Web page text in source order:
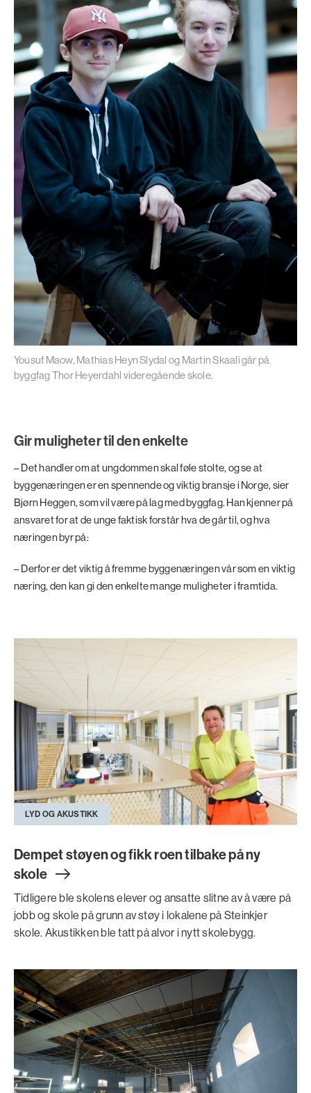
Yousuf Maow, Mathias Heyn Slydal og Martin Skaali går på
byggfag Thor Heyerdahl videregående skole.
Gir muligheter til den enkelte
– Det handler om at ungdommen skal føle stolte, og se at
byggenæringen er en spennende og viktig bransje i Norge, sier
Bjørn Heggen, som vil være på lag med byggfag. Han kjenner på
ansvaret for at de unge faktisk forstår hva de går til, og hva
næringen byr på:
– Derfor er det viktig å fremme byggenæringen vår som en viktig
næring, den kan gi den enkelte mange muligheter i framtida.
LYD OG AKUSTIKK
Dempet støyen og fikk roen tilbake på ny
skole
Tidligere ble skolens elever og ansatte slitne av å være på
jobb og skole på grunn av støy i lokalene på Steinkjer
skole. Akustikken ble tatt på alvor i nytt skolebygg.